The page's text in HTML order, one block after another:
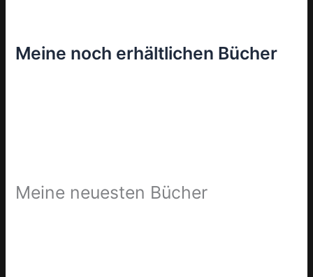
Meine noch erhältlichen Bücher
Meine neuesten Bücher